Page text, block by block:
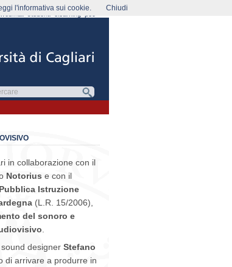
webmail
in collaborazione con il
Notorius e con il
Istruzione
(L.R. 15/2006),
del sonoro e
designer Stefano
di arrivare a produrre in
l'informativa sui cookie. Chiudi